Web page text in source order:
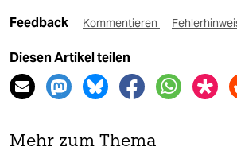
Feedback Kommentieren
Diesen Artikel teilen
Mehr zum Thema